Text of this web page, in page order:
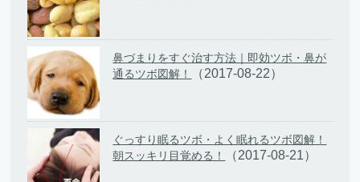
鼻づまりをすぐ治す方法｜即効ツボ・鼻が
通るツボ図解！
（2017-08-22）
ぐっすり眠るツボ・よく眠れるツボ図解！
朝スッキリ目覚める！
（2017-08-21）